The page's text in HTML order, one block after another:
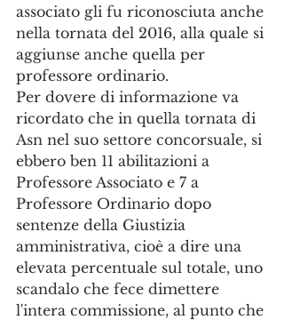
associato gli fu riconosciuta anche
nella tornata del 2016, alla quale si
aggiunse anche quella per
professore ordinario.
Per dovere di informazione va
ricordato che in quella tornata di
Asn nel suo settore concorsuale, si
ebbero ben 11 abilitazioni a
Professore Associato e 7 a
Professore Ordinario dopo
sentenze della Giustizia
amministrativa, cioè a dire una
elevata percentuale sul totale, uno
scandalo che fece dimettere
l'intera commissione, al punto che